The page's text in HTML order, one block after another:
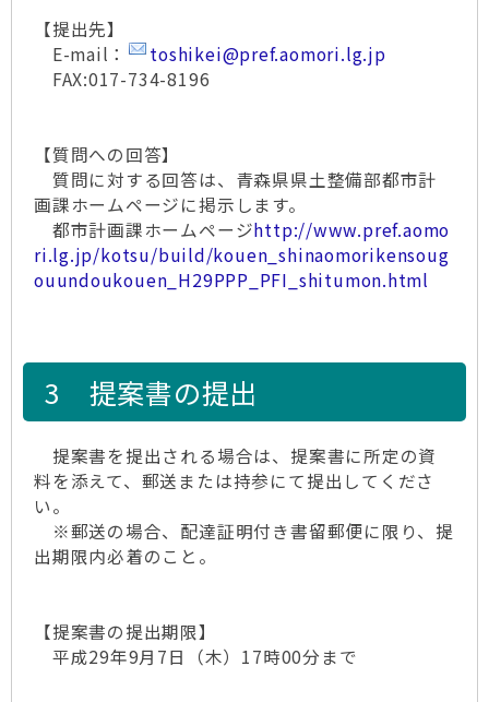
【提出先】
E-mail：
toshikei@pref.aomori.lg.jp
FAX:017-734-8196
【質問への回答】
質問に対する回答は、青森県県土整備部都市計
画課ホームページに掲示します。
都市計画課ホームページhttp://www.pref.aomo
ri.lg.jp/kotsu/build/kouen_shinaomorikensoug
ouundoukouen_H29PPP_PFI_shitumon.html
3 提案書の提出
提案書を提出される場合は、提案書に所定の資
料を添えて、郵送または持参にて提出してくださ
い。
※郵送の場合、配達証明付き書留郵便に限り、提
出期限内必着のこと。
【提案書の提出期限】
平成29年9月7日（木）17時00分まで